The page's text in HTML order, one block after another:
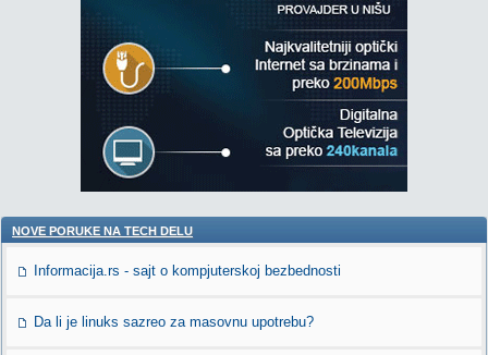
NOVE PORUKE NA TECH DELU
Informacija.rs - sajt o kompjuterskoj bezbednosti
Da li je linuks sazreo za masovnu upotrebu?